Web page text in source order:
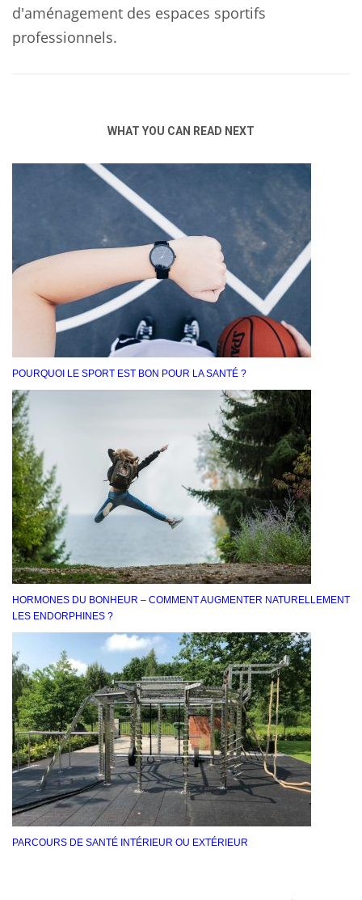
d'aménagement des espaces sportifs
professionnels.
WHAT YOU CAN READ NEXT
POURQUOI LE SPORT EST BON POUR LA SANTÉ ?
HORMONES DU BONHEUR – COMMENT AUGMENTER NATURELLEMENT
LES ENDORPHINES ?
PARCOURS DE SANTÉ INTÉRIEUR OU EXTÉRIEUR